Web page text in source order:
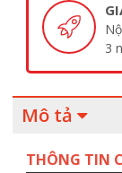
Ngoại tỉnh:
Mô tả
THÔNG TIN